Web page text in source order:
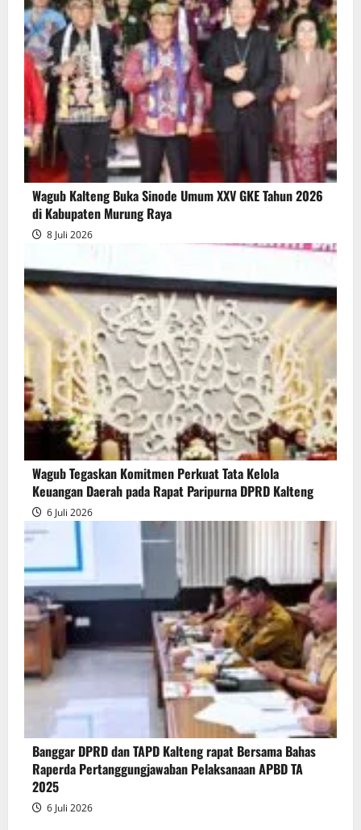
Wagub Kalteng Buka Sinode Umum XXV GKE Tahun 2026
di Kabupaten Murung Raya
8 Juli 2026
Wagub Tegaskan Komitmen Perkuat Tata Kelola
Keuangan Daerah pada Rapat Paripurna DPRD Kalteng
6 Juli 2026
Banggar DPRD dan TAPD Kalteng rapat Bersama Bahas
Raperda Pertanggungjawaban Pelaksanaan APBD TA
2025
6 Juli 2026